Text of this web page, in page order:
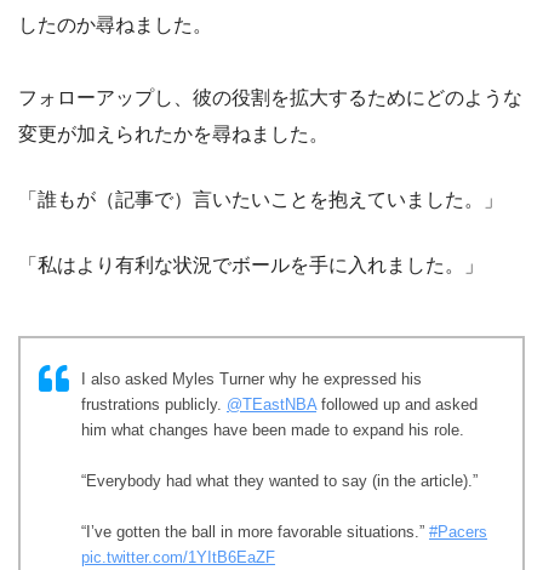
したのか尋ねました。
フォローアップし、彼の役割を拡大するためにどのような
変更が加えられたかを尋ねました。
「誰もが（記事で）言いたいことを抱えていました。」
「私はより有利な状況でボールを手に入れました。」
I also asked Myles Turner why he expressed his
frustrations publicly. @TEastNBA followed up and asked
him what changes have been made to expand his role.
“Everybody had what they wanted to say (in the article).”
“I’ve gotten the ball in more favorable situations.” #Pacers
pic.twitter.com/1YItB6EaZF